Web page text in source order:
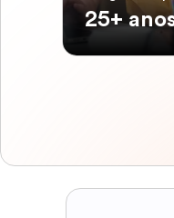
25+